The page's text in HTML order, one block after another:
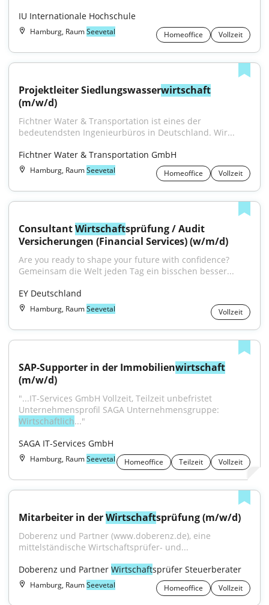
IU Internationale Hochschule
Hamburg, RaumSeevetal Homeoffice Vollzeit
Projektleiter Siedlungswasserwirtschaft
(m/w/d)
Fichtner Water & Transportation ist eines der
bedeutendsten Ingenieurbüros in Deutschland. Wir...
Fichtner Water & Transportation GmbH
Hamburg, RaumSeevetal Homeoffice Vollzeit
Consultant Wirtschaftsprüfung / Audit
Versicherungen (Financial Services) (w/m/d)
Are you ready to shape your future with confidence?
Gemeinsam die Welt jeden Tag ein bisschen besser...
EY Deutschland
Hamburg, RaumSeevetal Vollzeit
SAP-Supporter in der Immobilienwirtschaft
(m/w/d)
"...IT-Services GmbH Vollzeit, Teilzeit unbefristet
Wirtschaftlich..."
SAGA IT-Services GmbH
Hamburg, RaumSeevetal Homeoffice Teilzeit Vollzeit
Mitarbeiter in der Wirtschaftsprüfung (m/w/d)
Doberenz und Partner (www.doberenz.de), eine
mittelständische Wirtschaftsprüfer- und...
Doberenz und Partner Wirtschaftsprüfer Steuerberater
Hamburg, RaumSeevetal Homeoffice Vollzeit